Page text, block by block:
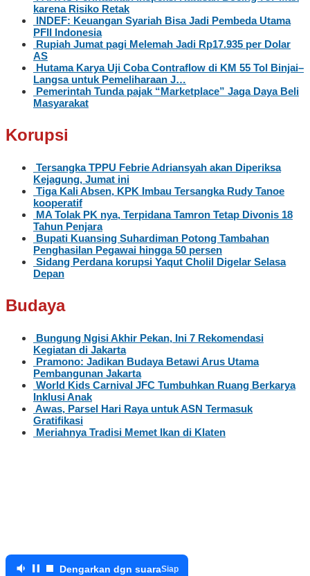
karena Risiko Retak
INDEF: Keuangan Syariah Bisa Jadi Pembeda Utama
PFII Indonesia
Rupiah Jumat pagi Melemah Jadi Rp17.935 per Dolar
AS
Hutama Karya Uji Coba Contraflow di KM 55 Tol Binjai–
Langsa untuk Pemeliharaan J…
Pemerintah Tunda pajak “Marketplace” Jaga Daya Beli
Masyarakat
Korupsi
Tersangka TPPU Febrie Adriansyah akan Diperiksa
Kejagung, Jumat ini
Tiga Kali Absen, KPK Imbau Tersangka Rudy Tanoe
kooperatif
MA Tolak PK nya, Terpidana Tamron Tetap Divonis 18
Tahun Penjara
Bupati Kuansing Suhardiman Potong Tambahan
Penghasilan Pegawai hingga 50 persen
Sidang Perdana korupsi Yaqut Cholil Digelar Selasa
Depan
Budaya
Bungung Ngisi Akhir Pekan, Ini 7 Rekomendasi
Kegiatan di Jakarta
Pramono: Jadikan Budaya Betawi Arus Utama
Pembangunan Jakarta
World Kids Carnival JFC Tumbuhkan Ruang Berkarya
Inklusi Anak
Awas, Parsel Hari Raya untuk ASN Termasuk
Gratifikasi
Meriahnya Tradisi Memet Ikan di Klaten
Dengarkan dgn suaraSiap